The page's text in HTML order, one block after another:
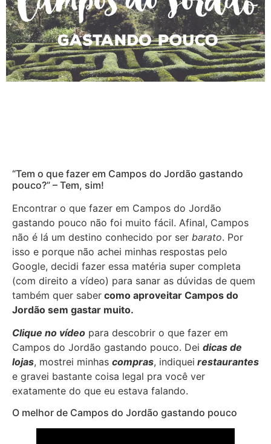
“Tem o que fazer em Campos do Jordão gastando
pouco?” – Tem, sim!
Encontrar o que fazer em Campos do Jordão
gastando pouco não foi muito fácil. Afinal, Campos
não é lá um destino conhecido por ser barato. Por
isso e porque não achei minhas respostas pelo
Google, decidi fazer essa matéria super completa
(com direito a vídeo) para sanar as dúvidas de quem
também quer saber como aproveitar Campos do
Jordão sem gastar muito.
Clique no vídeo para descobrir o que fazer em
Campos do Jordão gastando pouco. Dei dicas de
lojas, mostrei minhas compras, indiquei restaurantes
e gravei bastante coisa legal pra você ver
exatamente do que eu estava falando.
O melhor de Campos do Jordão gastando pouco